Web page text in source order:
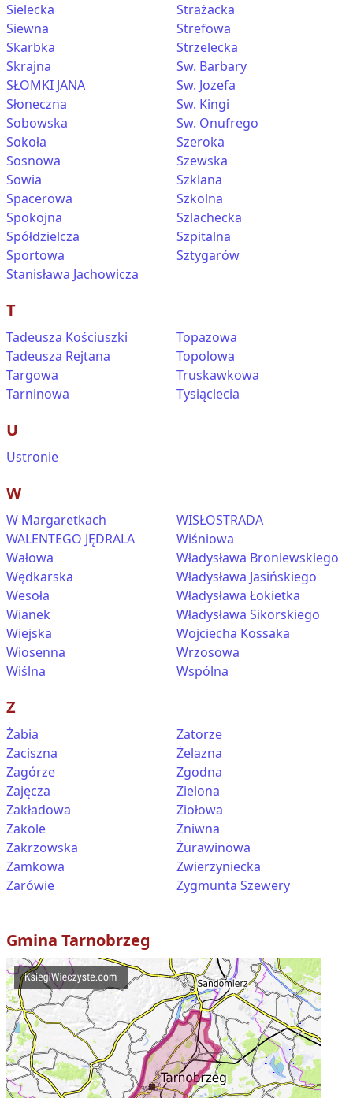
Sielecka
Siewna
Skarbka
Skrajna
SŁOMKI JANA
Słoneczna
Sobowska
Sokoła
Sosnowa
Sowia
Spacerowa
Spokojna
Spółdzielcza
Sportowa
Stanisława Jachowicza
Strażacka
Strefowa
Strzelecka
Sw. Barbary
Sw. Jozefa
Sw. Kingi
Sw. Onufrego
Szeroka
Szewska
Szklana
Szkolna
Szlachecka
Szpitalna
Sztygarów
T
Tadeusza Kościuszki
Tadeusza Rejtana
Targowa
Tarninowa
Topazowa
Topolowa
Truskawkowa
Tysiąclecia
U
Ustronie
W
W Margaretkach
WALENTEGO JĘDRALA
Wałowa
Wędkarska
Wesoła
Wianek
Wiejska
Wiosenna
Wiślna
WISŁOSTRADA
Wiśniowa
Władysława Broniewskiego
Władysława Jasińskiego
Władysława Łokietka
Władysława Sikorskiego
Wojciecha Kossaka
Wrzosowa
Wspólna
Z
Żabia
Zaciszna
Zagórze
Zajęcza
Zakładowa
Zakole
Zakrzowska
Zamkowa
Zarówie
Zatorze
Żelazna
Zgodna
Zielona
Ziołowa
Żniwna
Żurawinowa
Zwierzyniecka
Zygmunta Szewery
Gmina Tarnobrzeg